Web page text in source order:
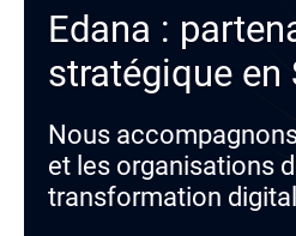
Edana :
stratégique en
Nous
et les organisations
transformation